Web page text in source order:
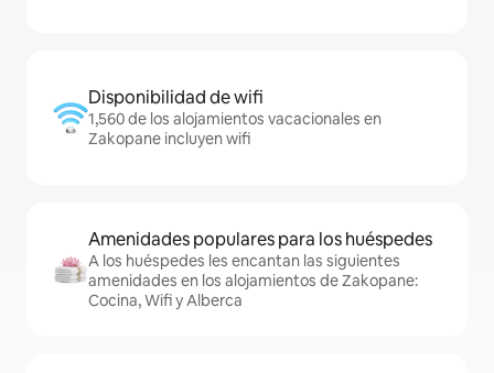
Disponibilidad de wifi
1,560 de los alojamientos vacacionales en
Zakopane incluyen wifi
Amenidades populares para los huéspedes
A los huéspedes les encantan las siguientes
amenidades en los alojamientos de Zakopane:
Cocina, Wifi y Alberca